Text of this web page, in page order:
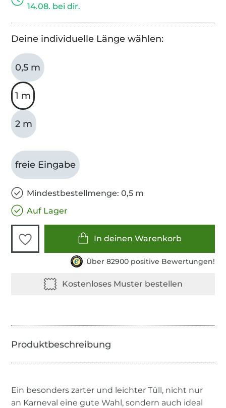
14.08. bei dir.
Deine individuelle Länge wählen:
0,5 m
1 m
2 m
freie Eingabe
Mindestbestellmenge: 0,5 m
Auf Lager
In deinen Warenkorb
Über 82900 positive Bewertungen!
Ein besonders zarter und leichter Tüll, nicht nur
an Karneval eine gute Wahl, sondern auch ideal